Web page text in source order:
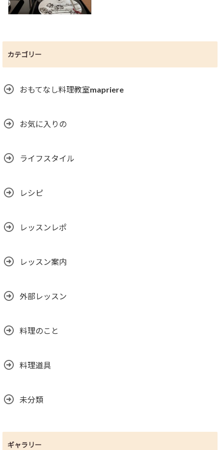
カテゴリー
おもてなし料理教室mapriere
お気に入りの
ライフスタイル
レシピ
レッスンレポ
レッスン案内
外部レッスン
料理のこと
料理道具
未分類
ギャラリー